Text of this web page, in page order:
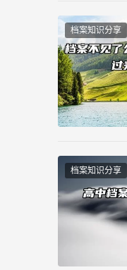
档案知识分享
档案知识分享